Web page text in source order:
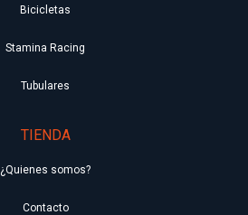
Bicicletas
Stamina Racing
Tubulares
TIENDA
¿Quienes somos?
Contacto